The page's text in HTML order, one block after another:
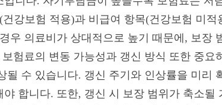
강보험 적용)과 비급여 항목(건강보험 미
우 의료비가 상대적으로 높기 때문에, 보장
험료의 변동 가능성과 갱신 방식 또한 중요
될 수 있습니다. 갱신 주기와 인상률을 미리
합니다. 또한, 갱신 시 보장 범위가 축소될